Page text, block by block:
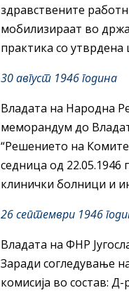
здравствените
мобилизираат во
практика со утврдена
30 август 1946 година
Владата на Народна
меморандум до
“Решението на
седница од
клинички болници и
26 септември 1946
Владата на ФНР
Заради согледување
комисија во состав: